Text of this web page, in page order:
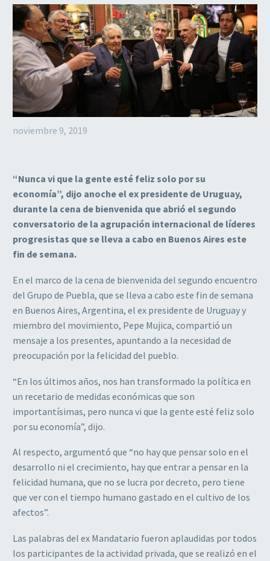
noviembre 9, 2019
“Nunca vi que la gente esté feliz solo por su
economía”, dijo anoche el ex presidente de Uruguay,
durante la cena de bienvenida que abrió el segundo
conversatorio de la agrupación internacional de líderes
progresistas que se lleva a cabo en Buenos Aires este
fin de semana.
En el marco de la cena de bienvenida del segundo encuentro
del Grupo de Puebla, que se lleva a cabo este fin de semana
en Buenos Aires, Argentina, el ex presidente de Uruguay y
miembro del movimiento, Pepe Mujica, compartió un
mensaje a los presentes, apuntando a la necesidad de
preocupación por la felicidad del pueblo.
“En los últimos años, nos han transformado la política en
un recetario de medidas económicas que son
importantísimas, pero nunca vi que la gente esté feliz solo
por su economía”, dijo.
Al respecto, argumentó que “no hay que pensar solo en el
desarrollo ni el crecimiento, hay que entrar a pensar en la
felicidad humana, que no se lucra por decreto, pero tiene
que ver con el tiempo humano gastado en el cultivo de los
afectos”.
Las palabras del ex Mandatario fueron aplaudidas por todos
los participantes de la actividad privada, que se realizó en el